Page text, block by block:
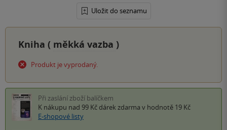
Uložit do seznamu
Kniha ( měkká vazba )
Produkt je vyprodaný.
Při zaslání zboží balíčkem
K nákupu nad 99 Kč dárek zdarma v hodnotě 19 Kč
E-shopové listy